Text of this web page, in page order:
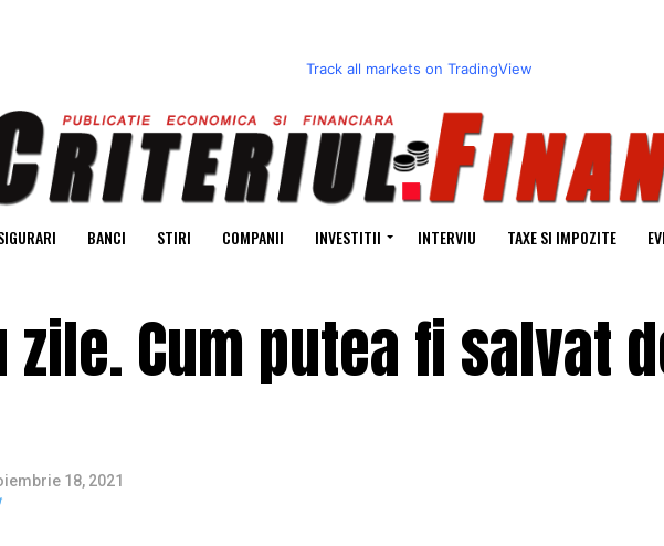
Track all markets on TradingView
BANCI STIRI COMPANII INVESTITII INTERVIU TAXE SI IMPOZITE
Cum putea fi salvat
18, 2021